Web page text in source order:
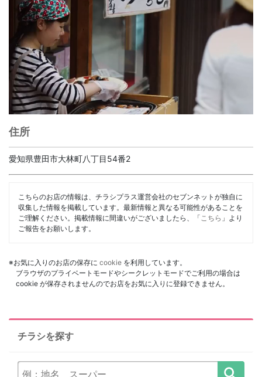
住所
愛知県豊田市大林町八丁目54番2
こちらのお店の情報は、チラシプラス運営会社のセブンネットが独自に
収集した情報を掲載しています。最新情報と異なる可能性があることを
ご理解ください。掲載情報に間違いがございましたら、「 こちら 」より
ご報告をお願いします。
※お気に入りのお店の保存に cookie を利用しています。
ブラウザのプライベートモードやシークレットモードでご利用の場合は
cookie が保存されませんのでお店をお気に入りに登録できません。
チラシを探す